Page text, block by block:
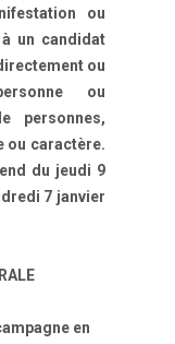
ou
un candidat
ou
ou
personnes,
ou caractère.
du jeudi 9
7 janvier
en